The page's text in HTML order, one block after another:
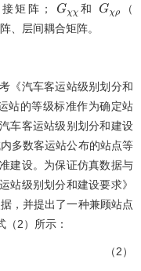
矩阵； Gχχ 和 Gχρ （
、层间耦合矩阵。
《汽车客运站级别划分和
站的等级标准作为确定站
车客运站级别划分和建设
多数客运站公布的站点等
建设。为保证仿真数据与
站级别划分和建设要求》
，并提出了一种兼顾站点
2）所示：
（2）